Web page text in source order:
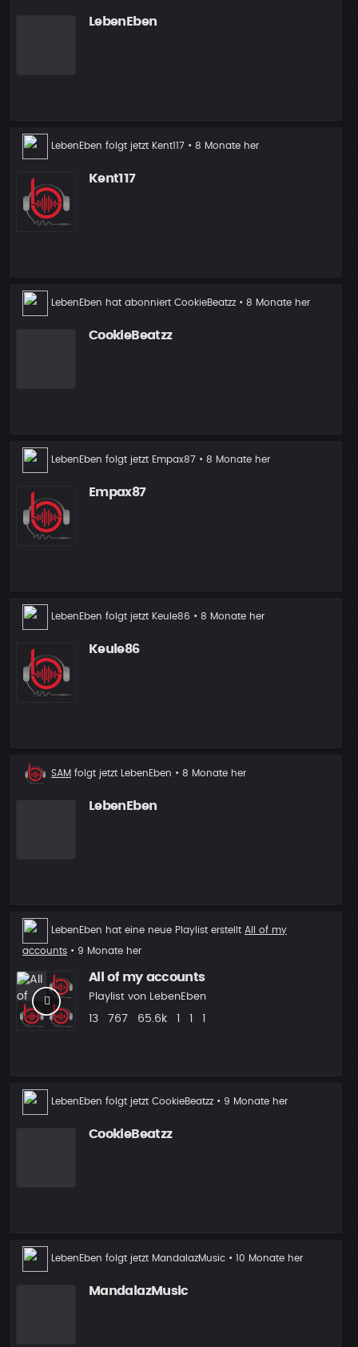
LebenEben
Neuer
LebenEben folgt jetzt Kent117 • 8 Monate her
Kent117
LebenEben hat abonniert CookieBeatzz • 8 Monate her
CookieBeatzz
Neuer
LebenEben folgt jetzt Empax87 • 8 Monate her
Empax87
Neuer
LebenEben folgt jetzt Keule86 • 8 Monate her
Keule86
Neuer
Follower
SAM folgt jetzt LebenEben • 8 Monate her
LebenEben
Neue
LebenEben hat eine neue Playlist erstellt All of my
accounts • 9 Monate her
All of my accounts
Playlist von LebenEben
Beats
13 Aufrufe
767 Plays
65.6k Follower
Follower
Vorgeschlagen
Neuer
LebenEben folgt jetzt CookieBeatzz • 9 Monate her
CookieBeatzz
Neuer
LebenEben folgt jetzt MandalazMusic • 10 Monate her
MandalazMusic